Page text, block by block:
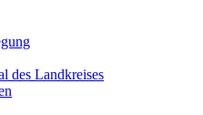
des Landkreises